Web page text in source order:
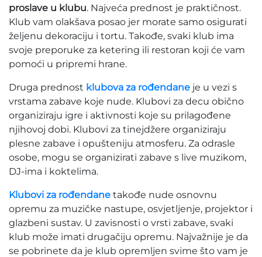
proslave u klubu. Najveća prednost je praktičnost.
Klub vam olakšava posao jer morate samo osigurati
željenu dekoraciju i tortu. Takođe, svaki klub ima
svoje preporuke za ketering ili restoran koji će vam
pomoći u pripremi hrane.
Druga prednost klubova za rođendane je u vezi s
vrstama zabave koje nude. Klubovi za decu obično
organiziraju igre i aktivnosti koje su prilagođene
njihovoj dobi. Klubovi za tinejdžere organiziraju
plesne zabave i opušteniju atmosferu. Za odrasle
osobe, mogu se organizirati zabave s live muzikom,
DJ-ima i koktelima.
Klubovi za rođendane takođe nude osnovnu
opremu za muzičke nastupe, osvjetljenje, projektor i
glazbeni sustav. U zavisnosti o vrsti zabave, svaki
klub može imati drugačiju opremu. Najvažnije je da
se pobrinete da je klub opremljen svime što vam je